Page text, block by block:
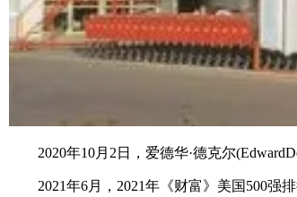
2020年10月2日，爱德华·德克尔
2021年6月，2021年《财富》美国500强排